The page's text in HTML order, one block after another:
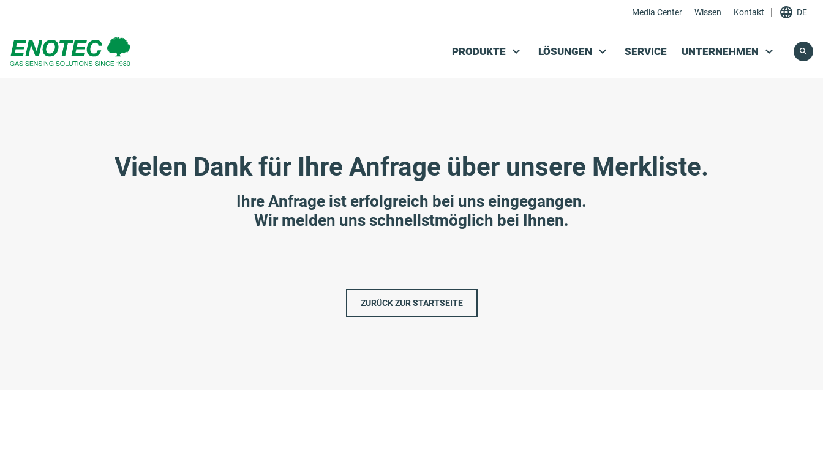
Navigation überspringen
Media Center Wissen Kontakt | DE
PRODUKTE
LÖSUNGEN SERVICE UNTERNEHMEN
Vielen Dank für Ihre Anfrage über unsere Merkliste.
Ihre Anfrage ist erfolgreich bei uns eingegangen.
Wir melden uns schnellstmöglich bei Ihnen.
ZURÜCK ZUR STARTSEITE